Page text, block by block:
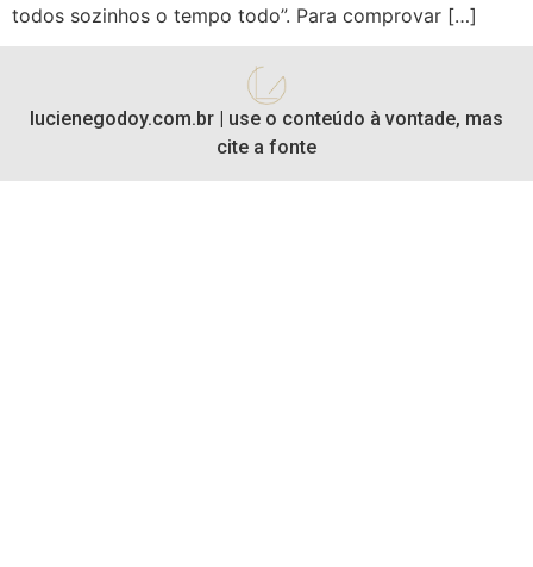
todos sozinhos o tempo todo”. Para comprovar […]
lucienegodoy.com.br | use o conteúdo à vontade, mas
cite a fonte​